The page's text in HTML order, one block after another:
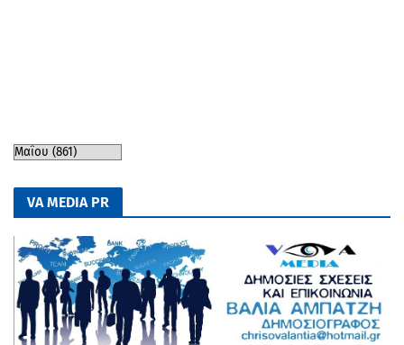
VA MEDIA PR